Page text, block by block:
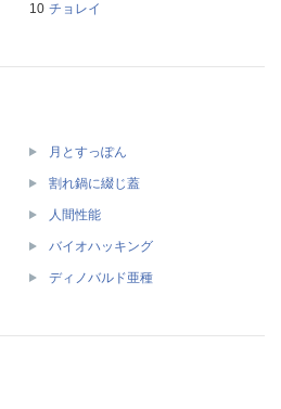
チョレイ
月とすっぽん
割れ鍋に綴じ蓋
人間性能
バイオハッキング
ディノバルド亜種